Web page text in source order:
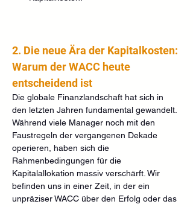
2. Die neue Ära der Kapitalkosten:
Warum der WACC heute
entscheidend ist
Die globale Finanzlandschaft hat sich in
den letzten Jahren fundamental gewandelt.
Während viele Manager noch mit den
Faustregeln der vergangenen Dekade
operieren, haben sich die
Rahmenbedingungen für die
Kapitalallokation massiv verschärft. Wir
befinden uns in einer Zeit, in der ein
unpräziser WACC über den Erfolg oder das